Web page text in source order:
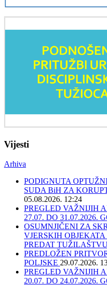
Vijesti
Arhiva
PODIGNUTA
SUDA BiH ZA
05.08.2026. 12:24
PREGLED VAŽNIJIH
27.07. DO 31.07.2026.
OSUMNJIČENI ZA
VJERSKIH
PREDAT
PREDLOŽEN
POLJSKE 29.07.2026.
PREGLED VAŽNIJIH
20.07. DO 24.07.2026.